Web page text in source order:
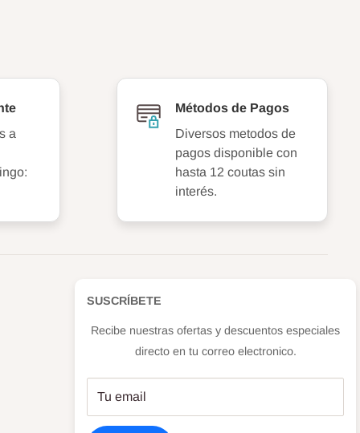
a
Métodos de Pagos
Diversos metodos de
pagos disponible con
hasta 12 coutas sin
interés.
SUSCRÍBETE
Recibe nuestras ofertas y descuentos especiales
directo en tu correo electronico.
Tu email